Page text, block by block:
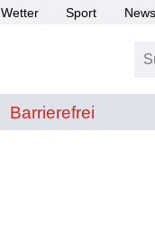
Wetter Sport News
Barrierefrei
Barrierefrei